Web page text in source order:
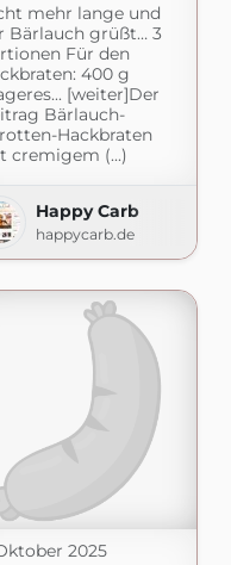
mehr lange und
Bärlauch grüßt… 3
Für den
400 g
[weiter]Der
Bärlauch-
Hackbraten
cremigem (...)
Happy Carb
happycarb.de
schöne Leben
2025